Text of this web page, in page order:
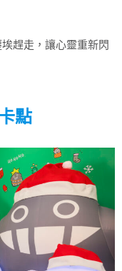
趕走，讓心靈重新閃
點